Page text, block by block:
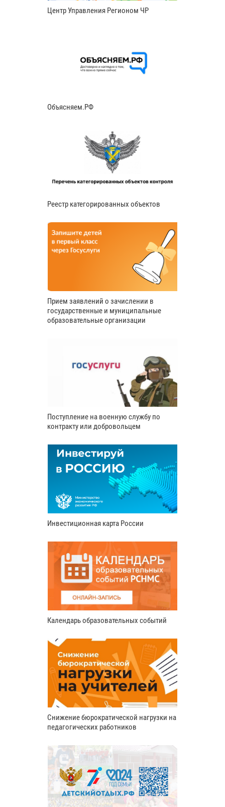
Центр Управления Регионом ЧР
Объясняем.РФ
Реестр категорированных объектов
Прием заявлений о зачислении в
государственные и муниципальные
образовательные организации
Поступление на военную службу по
контракту или добровольцем
Инвестиционная карта России
Календарь образовательных событий
Снижение бюрократической нагрузки на
педагогических работников